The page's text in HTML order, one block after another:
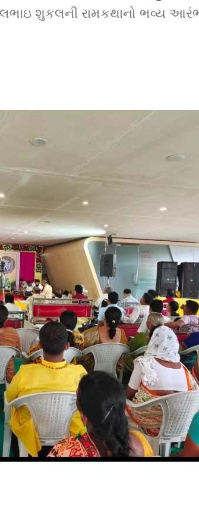
શુકલની રામકથાનો ભવ્ય